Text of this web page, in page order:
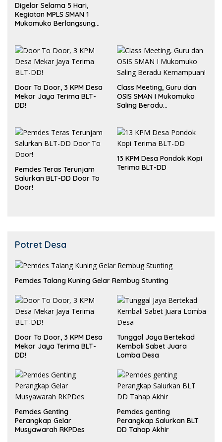
Digelar Selama 5 Hari,
Kegiatan MPLS SMAN 1
Mukomuko Berlangsung
Door To Door, 3 KPM Desa
Mekar Jaya Terima BLT-
DD!
Class Meeting, Guru dan
OSIS SMAN I Mukomuko
Saling Beradu
Pemdes Teras Terunjam
Salurkan BLT-DD Door To
Door!
13 KPM Desa Pondok Kopi
Terima BLT-DD
Potret Desa
Pemdes Talang Kuning Gelar Rembug Stunting
Door To Door, 3 KPM Desa
Mekar Jaya Terima BLT-
DD!
Tunggal Jaya Bertekad
Kembali Sabet Juara
Lomba Desa
Pemdes Genting
Perangkap Gelar
Musyawarah RKPDes
Pemdes genting
Perangkap Salurkan BLT
DD Tahap Akhir